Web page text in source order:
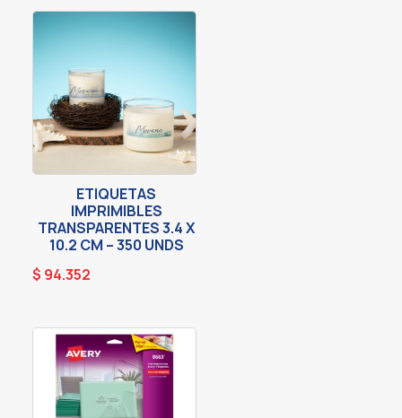
ETIQUETAS
IMPRIMIBLES
TRANSPARENTES 3.4 X
10.2 CM – 350 UNDS
$ 94.352